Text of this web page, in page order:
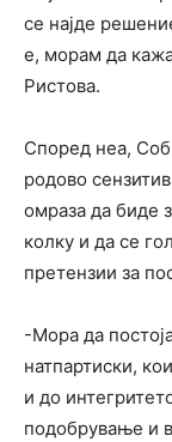
се најде
е, морам да
Ристова.
Според неа,
родово
омраза да биде
колку и да се
претензии за
-Мора да
натпартиски,
и до
подобрување и